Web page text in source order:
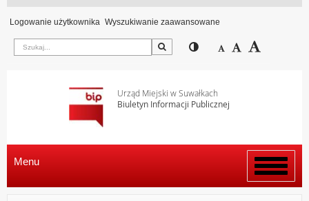
Logowanie użytkownika Wyszukiwanie zaawansowane
Szukaj Przełącz pomiędzy
Zmniejsz
Domyślny
Urząd Miejski w Suwałkach
Biuletyn Informacji Publicznej
Włącz
menu
Menu